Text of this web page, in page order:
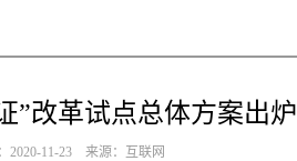
”改革试点总体方案出炉
11-23 来源：互联网